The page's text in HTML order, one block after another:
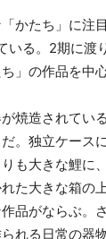
かたち」に注
いる。2期に渡
」の作品を中
焼造されてい
。独立ケース
も大きな鯉に
た大きな箱の
品がならぶ。
れる日常の器